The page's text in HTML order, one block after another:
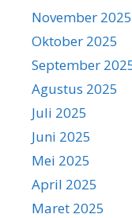
November 2025
Oktober 2025
September
Agustus 2025
Juli 2025
Juni 2025
Mei 2025
April 2025
Maret 2025